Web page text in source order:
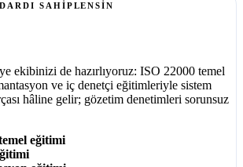
SAHIPLENSIN
ekibinizi de hazırlıyoruz: ISO 22000 temel
ve iç denetçi eğitimleriyle sistem
hâline gelir; gözetim denetimleri sorunsuz
eğitimi